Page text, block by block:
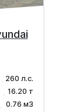
260 л.с.
16.20 т
0.76 м3